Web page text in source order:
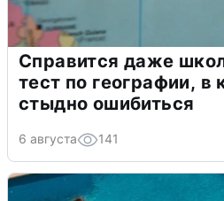
Справится даже
тест по географии, в
стыдно ошибиться
6 августа 141